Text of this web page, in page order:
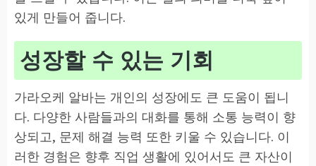
있게 만들어 줍니다.
성장할 수 있는 기회
가라오케 알바는 개인의 성장에도 큰 도움이 됩니
다. 다양한 사람들과의 대화를 통해 소통 능력이 향
상되고, 문제 해결 능력 또한 키울 수 있습니다. 이
러한 경험은 향후 직업 생활에 있어서도 큰 자산이